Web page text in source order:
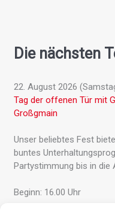
Die nächsten
22. August 2026
Tag der offenen Tür mit
Großgmain
Unser beliebtes Fest
buntes
Party­stimmung bis in die
Beginn: 16.00 Uhr